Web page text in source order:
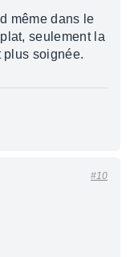
même dans le
seulement la
plus soignée.
#10